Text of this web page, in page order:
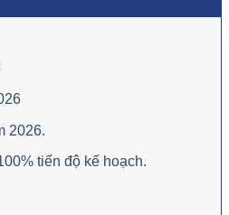
2026.
tiến độ kế hoạch.